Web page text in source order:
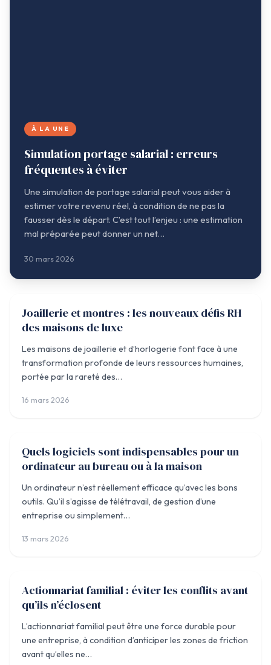
À LA UNE
Simulation portage salarial : erreurs
fréquentes à éviter
Une simulation de portage salarial peut vous aider à
estimer votre revenu réel, à condition de ne pas la
fausser dès le départ. C’est tout l’enjeu : une estimation
mal préparée peut donner un net…
30 mars 2026
UNCATEGORIZED
Joaillerie et montres : les nouveaux défis RH
des maisons de luxe
Les maisons de joaillerie et d’horlogerie font face à une
transformation profonde de leurs ressources humaines,
portée par la rareté des…
16 mars 2026
UNCATEGORIZED
Quels logiciels sont indispensables pour un
ordinateur au bureau ou à la maison
Un ordinateur n’est réellement efficace qu’avec les bons
outils. Qu’il s’agisse de télétravail, de gestion d’une
entreprise ou simplement…
13 mars 2026
UNCATEGORIZED
Actionnariat familial : éviter les conflits avant
qu’ils n’éclosent
L’actionnariat familial peut être une force durable pour
une entreprise, à condition d’anticiper les zones de friction
avant qu’elles ne…